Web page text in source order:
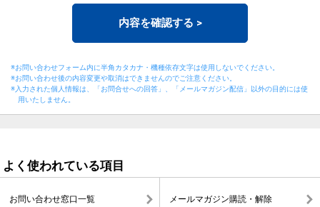
内容を確認する >
※お問い合わせフォーム内に半角カタカナ・機種依存文字は使用しないでください。
※お問い合わせ後の内容変更や取消はできませんのでご注意ください。
※入力された個人情報は、「お問合せへの回答」、「メールマガジン配信」以外の目的には使
用いたしません。
よく使われている項目
お問い合わせ窓口一覧 メールマガジン購読・解除